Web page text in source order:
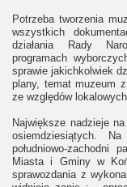
Potrzeba tworzenia
wszystkich
działania Rady
programach
sprawie jakichkolwiek
plany, temat muzeum
ze względów
Największe nadzieje
osiemdziesiątych.
południowo-zachodni
Miasta i Gminy w
sprawozdania z